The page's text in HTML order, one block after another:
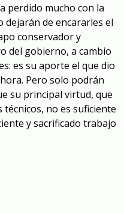
perdido mucho con la
dejarán de encararles el
conservador y
del gobierno, a cambio
es su aporte el que dio
Pero solo podrán
su principal virtud, que
no es suficiente
y sacrificado trabajo